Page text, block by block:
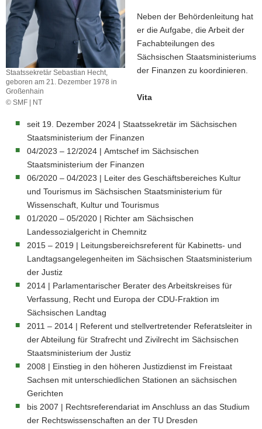
Staatssekretär Sebastian Hecht,
geboren am 21. Dezember 1978 in
Großenhain
© SMF | NT
Sebastian
Hecht,
geboren
Dezember
Neben der Behördenleitung hat
er die Aufgabe, die Arbeit der
Fachabteilungen des
Sächsischen Staatsministeriums
der Finanzen zu koordinieren.
Vita
seit 19. Dezember 2024 | Staatssekretär im Sächsischen
Staatsministerium der Finanzen
04/2023 – 12/2024 | Amtschef im Sächsischen
Staatsministerium der Finanzen
06/2020 – 04/2023 | Leiter des Geschäftsbereiches Kultur
und Tourismus im Sächsischen Staatsministerium für
Wissenschaft, Kultur und Tourismus
01/2020 – 05/2020 | Richter am Sächsischen
Landessozialgericht in Chemnitz
2015 – 2019 | Leitungsbereichsreferent für Kabinetts- und
Landtagsangelegenheiten im Sächsischen Staatsministerium
der Justiz
2014 | Parlamentarischer Berater des Arbeitskreises für
Verfassung, Recht und Europa der CDU-Fraktion im
Sächsischen Landtag
2011 – 2014 | Referent und stellvertretender Referatsleiter in
der Abteilung für Strafrecht und Zivilrecht im Sächsischen
Staatsministerium der Justiz
2008 | Einstieg in den höheren Justizdienst im Freistaat
Sachsen mit unterschiedlichen Stationen an sächsischen
Gerichten
bis 2007 | Rechtsreferendariat im Anschluss an das Studium
der Rechtswissenschaften an der TU Dresden